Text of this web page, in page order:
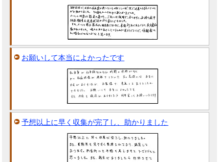
お願いして本当によかったです
予想以上に早く収集が完了し、助かりました